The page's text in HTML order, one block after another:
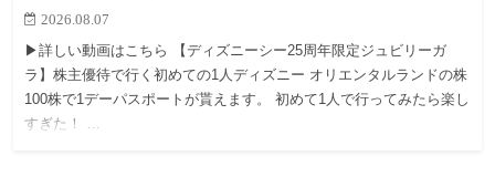
2026.08.07
▶︎詳しい動画はこちら 【ディズニーシー25周年限定ジュビリーガ
ラ】株主優待で行く初めての1人ディズニー オリエンタルランドの株
100株で1デーパスポートが貰えます。 初めて1人で行ってみたら楽し
すぎた！ …